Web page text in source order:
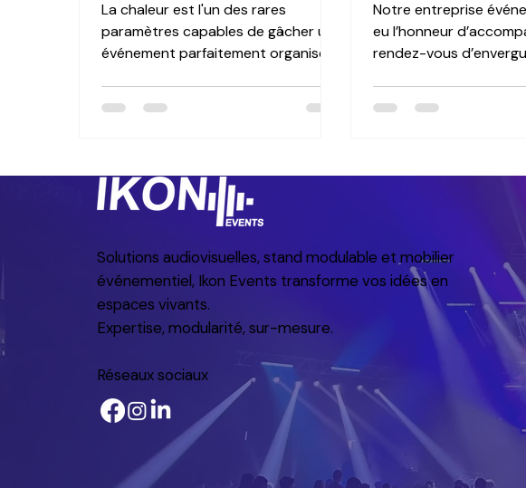
La chaleur est l'un des rares
paramètres capables de gâcher un
événement parfaitement organisé
Notre entreprise
eu l’honneur
rendez-vous
ambitions de cet
Solutions audiovisuelles, stand modulable et mobilier
événementiel, Ikon Events transforme vos idées en
espaces vivants.
Expertise, modularité, sur-mesure.
Réseaux sociaux